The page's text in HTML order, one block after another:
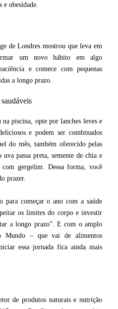
e obesidade.
de Londres mostrou que leva em
um novo hábito em algo
e comece com pequenas
a longo prazo.
na piscina, opte por lanches leves e
e podem ser combinados
do mês, também oferecido pelas
passa preta, semente de chia e
com gergelim. Dessa forma, você
prazer.
para começar o ano com a saúde
os limites do corpo e investir
a longo prazo”. E com o amplo
Mundo – que vai de alimentos
essa jornada fica ainda mais
de produtos naturais e nutrição